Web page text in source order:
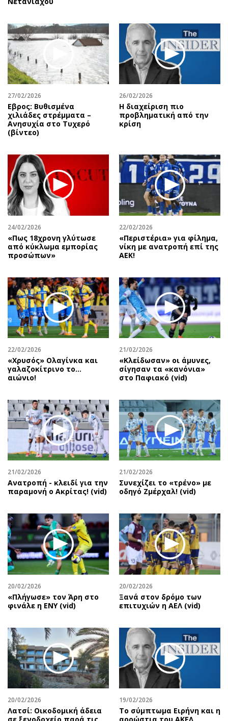
27/02/2026
Εβρος: Βυθισμένα
χιλιάδες στρέμματα –
Ανησυχία στο Τυχερό
(βίντεο)
26/02/2026
Η διαχείριση πιο
προβληματική από την
κρίση
24/02/2026
«Πως 18χρονη γλύτωσε
από κύκλωμα εμπορίας
προσώπων»
22/02/2026
«Περιστέρια» για φίλημα,
νίκη με ανατροπή επί της
ΑΕΚ!
22/02/2026
«Χρυσός» Ολαγίνκα και
γαλαζοκίτρινο το…
αιώνιο!
21/02/2026
«Κλείδωσαν» οι άμυνες,
σίγησαν τα «κανόνια»
στο Παφιακό (vid)
21/02/2026
Ανατροπή - κλειδί για την
παραμονή ο Ακρίτας! (vid)
21/02/2026
Συνεχίζει το «τρένο» με
οδηγό Ζμέρχαλ! (vid)
20/02/2026
«Πλήγωσε» τον Άρη στο
φινάλε η ΕΝΥ (vid)
20/02/2026
Ξανά στον δρόμο των
επιτυχιών η ΑΕΛ (vid)
20/02/2026
Λατσί: Οικοδομική άδεια
19/02/2026
Το σύμπτωμα Ειρήνη και η